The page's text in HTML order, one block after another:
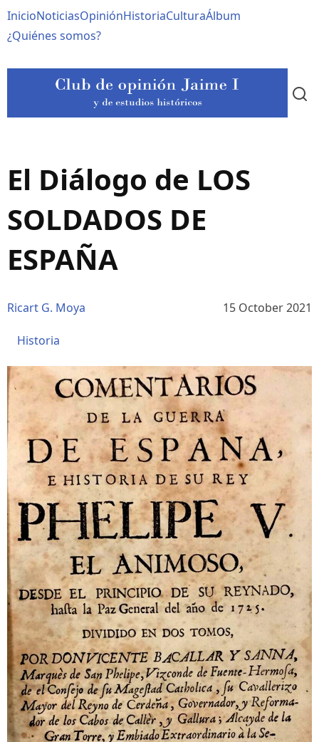
al
contenido
Navegación
principal
InicioNoticiasOpiniónHistoriaCulturaÁlbum
¿Quiénes somos?
El Diálogo de LOS
SOLDADOS DE
ESPAÑA
Ricart G. Moya 15 October 2021
Historia